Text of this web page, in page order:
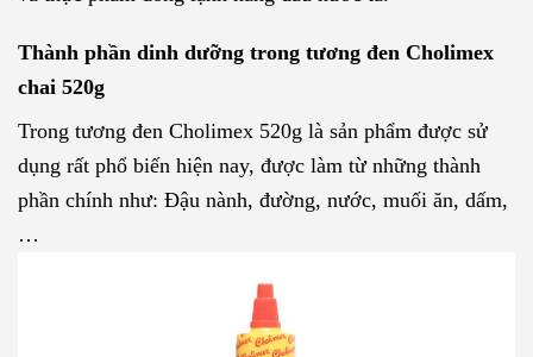
Thành phần dinh dưỡng trong tương đen Cholimex
chai 520g
Trong tương đen Cholimex 520g là sản phẩm được sử
dụng rất phổ biến hiện nay, được làm từ những thành
phần chính như: Đậu nành, đường, nước, muối ăn, dấm,
…